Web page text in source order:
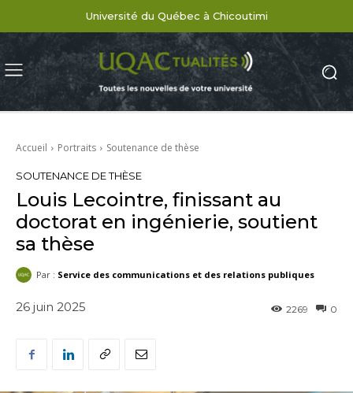
Université du Québec à Chicoutimi
Accueil Portraits Soutenance de thèse
SOUTENANCE DE THÈSE
Louis Lecointre, finissant au
doctorat en ingénierie, soutient
sa thèse
Par : Service des communications et des relations publiques
26 juin 2025 0
2269